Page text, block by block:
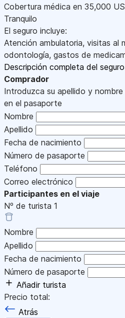
Cobertura médica en 35,000
Tranquilo
El seguro incluye:
Atención ambulatoria, visitas al
odontología, gastos de
Descripción completa del seguro
Comprador
Introduzca su apellido y
en el pasaporte
Nombre
Apellido
Fecha de nacimiento
Número de pasaporte
Teléfono
Correo electrónico
Participantes en el viaje
Nº de turista 1
Nombre
Apellido
Fecha de nacimiento
Número de pasaporte
Añadir turista
Precio total:
Atrás